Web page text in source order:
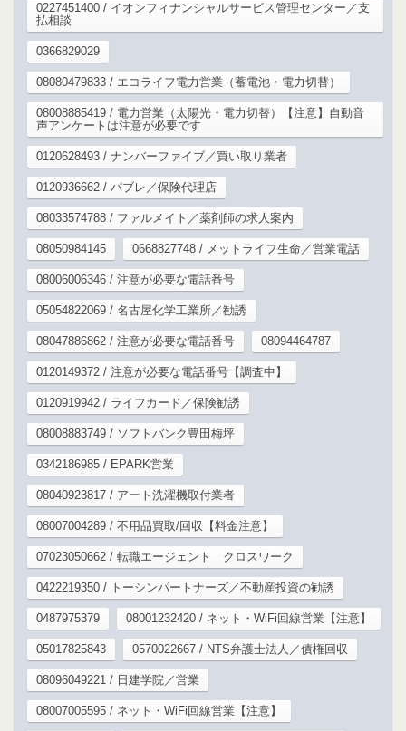
0227451400 / イオンフィナンシャルサービス管理センター／支
払相談
0366829029
08080479833 / エコライフ電力営業（蓄電池・電力切替）
08008885419 / 電力営業（太陽光・電力切替）【注意】自動音
声アンケートは注意が必要です
0120628493 / ナンバーファイブ／買い取り業者
0120936662 / パブレ／保険代理店
08033574788 / ファルメイト／薬剤師の求人案内
08050984145 0668827748 / メットライフ生命／営業電話
08006006346 / 注意が必要な電話番号
05054822069 / 名古屋化学工業所／勧誘
08047886862 / 注意が必要な電話番号 08094464787
0120149372 / 注意が必要な電話番号【調査中】
0120919942 / ライフカード／保険勧誘
08008883749 / ソフトバンク豊田梅坪
0342186985 / EPARK営業
08040923817 / アート洗濯機取付業者
08007004289 / 不用品買取/回収【料金注意】
07023050662 / 転職エージェント クロスワーク
0422219350 / トーシンパートナーズ／不動産投資の勧誘
0487975379 08001232420 / ネット・WiFi回線営業【注意】
05017825843 0570022667 / NTS弁護士法人／債権回収
08096049221 / 日建学院／営業
08007005595 / ネット・WiFi回線営業【注意】